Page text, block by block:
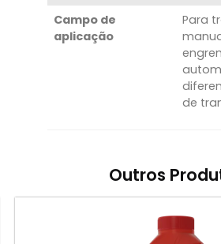
Campo de
aplicação
Para
de
Outros